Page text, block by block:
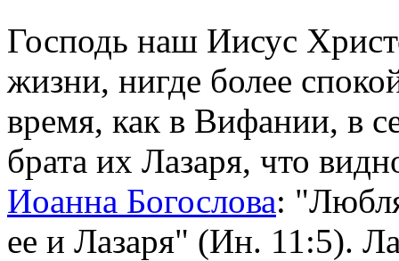
Господь наш Иисус
жизни, нигде более
время, как в Вифании, в
брата их Лазаря, что
Иоанна Богослова:
ее и Лазаря" (Ин. 11:5).